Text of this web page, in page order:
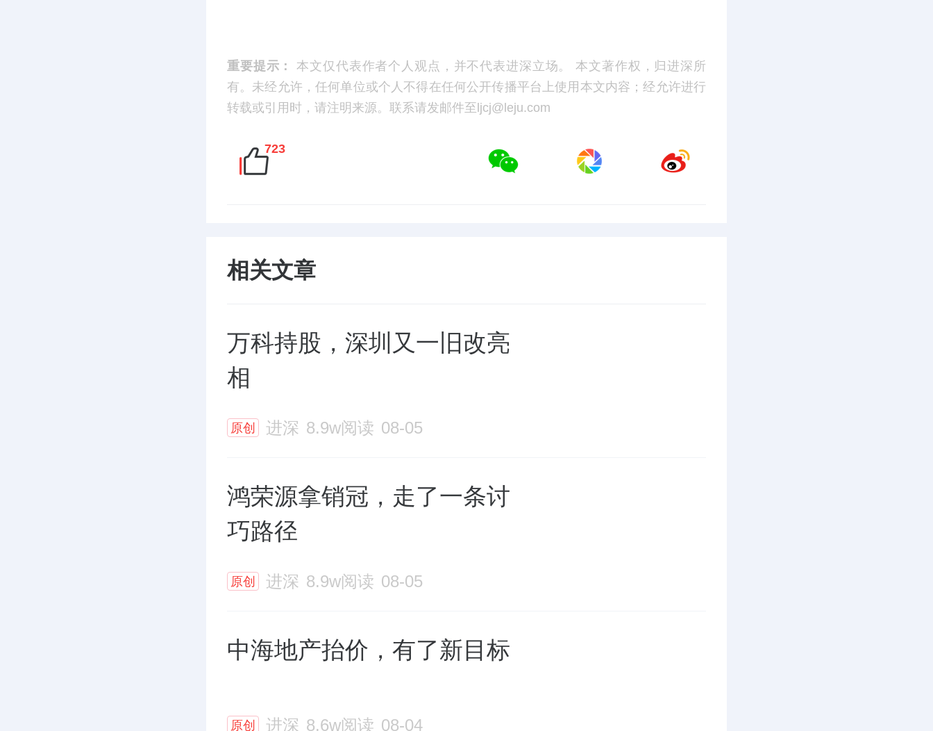
重要提示：
本文仅代表作者个人观点，并不代表进深立场。 本文著作权，归进深所
有。未经允许，任何单位或个人不得在任何公开传播平台上使用本文内容；经允许进行
转载或引用时，请注明来源。联系请发邮件至ljcj@leju.com
723
相关文章
万科持股，深圳又一旧改亮
相
原创 进深 8.9w阅读 08-05
鸿荣源拿销冠，走了一条讨
巧路径
原创 进深 8.9w阅读 08-05
中海地产抬价，有了新目标
原创 进深 8.6w阅读 08-04